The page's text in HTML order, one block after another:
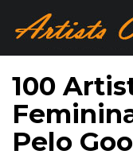
100
Pelo